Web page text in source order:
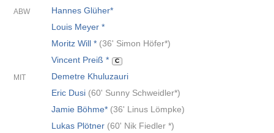
ABW
Hannes Glüher*
Louis Meyer *
Moritz Will * (36' Simon Höfer*)
Vincent Preiß *
C
MIT
Demetre Khuluzauri
Eric Dusi (60' Sunny Schweidler*)
Jamie Böhme* (36' Linus Lömpke)
Lukas Plötner (60' Nik Fiedler *)